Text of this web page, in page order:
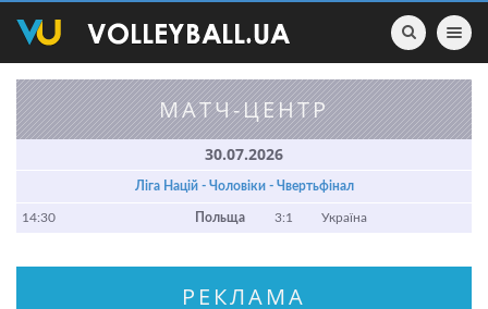
Toggle
МАТЧ-ЦЕНТР
30.07.2026
Ліга Націй - Чоловіки - Чвертьфінал
14:30 Польща 3:1 Україна
РЕКЛАМА